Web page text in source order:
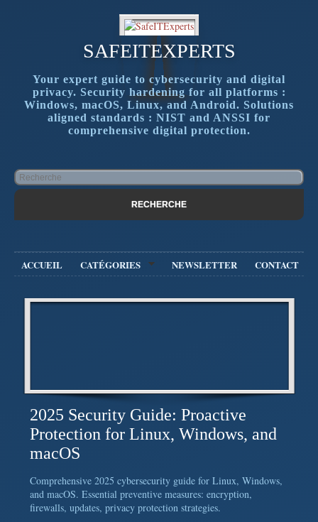
SAFEITEXPERTS
Your expert guide to cybersecurity and digital
privacy. Security hardening for all platforms :
Windows, macOS, Linux, and Android. Solutions
aligned standards : NIST and ANSSI for
comprehensive digital protection.
ACCUEIL CATÉGORIES NEWSLETTER CONTACT
2025 Security Guide: Proactive
Protection for Linux, Windows, and
macOS
Comprehensive 2025 cybersecurity guide for Linux, Windows,
and macOS. Essential preventive measures: encryption,
firewalls, updates, privacy protection strategies.